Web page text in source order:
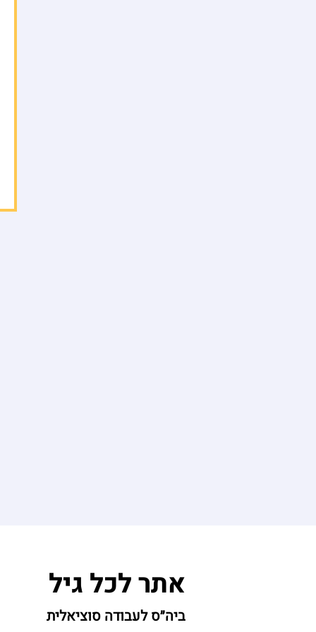
אתר לכל גיל
ביה״ס לעבודה סוציאלית